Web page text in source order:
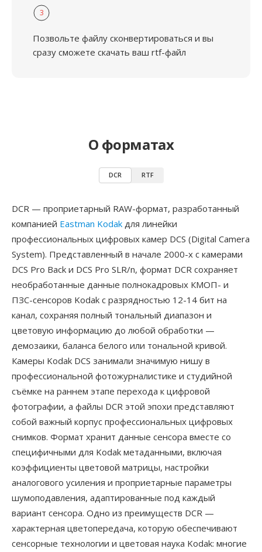
3
Позвольте файлу сконвертироваться и вы
сразу сможете скачать ваш rtf-файл
О форматах
DCR RTF
DCR — проприетарный RAW-формат, разработанный
компанией Eastman Kodak для линейки
профессиональных цифровых камер DCS (Digital Camera
System). Представленный в начале 2000-х с камерами
DCS Pro Back и DCS Pro SLR/n, формат DCR сохраняет
необработанные данные полнокадровых КМОП- и
ПЗС-сенсоров Kodak с разрядностью 12-14 бит на
канал, сохраняя полный тональный диапазон и
цветовую информацию до любой обработки —
демозаики, баланса белого или тональной кривой.
Камеры Kodak DCS занимали значимую нишу в
профессиональной фотожурналистике и студийной
съёмке на раннем этапе перехода к цифровой
фотографии, а файлы DCR этой эпохи представляют
собой важный корпус профессиональных цифровых
снимков. Формат хранит данные сенсора вместе со
специфичными для Kodak метаданными, включая
коэффициенты цветовой матрицы, настройки
аналогового усиления и проприетарные параметры
шумоподавления, адаптированные под каждый
вариант сенсора. Одно из преимуществ DCR —
характерная цветопередача, которую обеспечивают
сенсорные технологии и цветовая наука Kodak: многие